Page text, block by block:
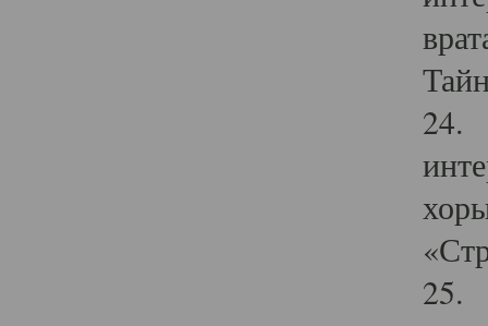
24.
25.